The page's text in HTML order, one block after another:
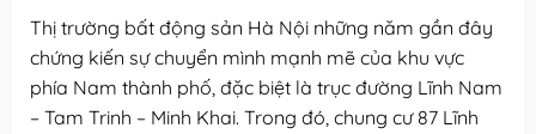
Thị trường bất động sản Hà Nội những năm gần đây
chứng kiến sự chuyển mình mạnh mẽ của khu vực
phía Nam thành phố, đặc biệt là trục đường Lĩnh Nam
– Tam Trinh – Minh Khai. Trong đó, chung cư 87 Lĩnh